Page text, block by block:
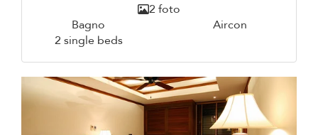
2 foto
Bagno
Aircon
2 single beds